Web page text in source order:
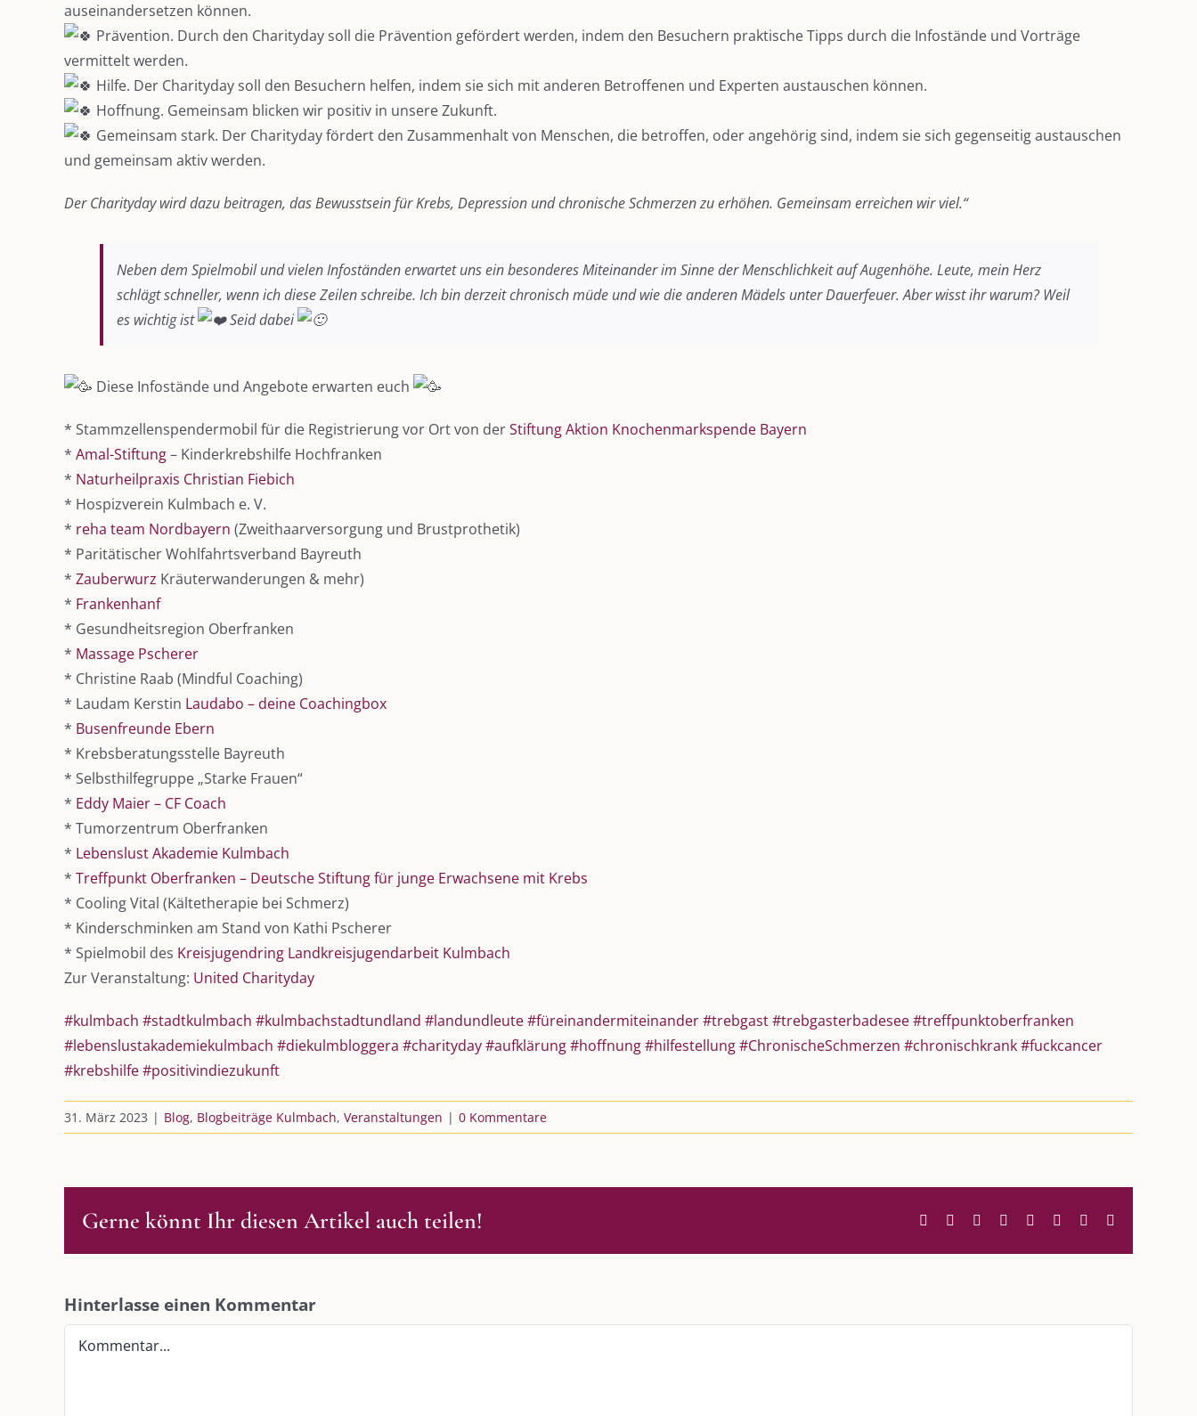
auseinandersetzen können.
Prävention. Durch den Charityday soll die Prävention gefördert werden, indem den Besuchern praktische Tipps durch die Infostände und Vorträge
vermittelt werden.
Hilfe. Der Charityday soll den Besuchern helfen, indem sie sich mit anderen Betroffenen und Experten austauschen können.
Hoffnung. Gemeinsam blicken wir positiv in unsere Zukunft.
Gemeinsam stark. Der Charityday fördert den Zusammenhalt von Menschen, die betroffen, oder angehörig sind, indem sie sich gegenseitig austauschen
und gemeinsam aktiv werden.
Der Charityday wird dazu beitragen, das Bewusstsein für Krebs, Depression und chronische Schmerzen zu erhöhen. Gemeinsam erreichen wir viel.“
Neben dem Spielmobil und vielen Infoständen erwartet uns ein besonderes Miteinander im Sinne der Menschlichkeit auf Augenhöhe. Leute, mein Herz
schlägt schneller, wenn ich diese Zeilen schreibe. Ich bin derzeit chronisch müde und wie die anderen Mädels unter Dauerfeuer. Aber wisst ihr warum? Weil
es wichtig ist
Seid dabei
Diese Infostände und Angebote erwarten euch
* Stammzellenspendermobil für die Registrierung vor Ort von derStiftung Aktion Knochenmarkspende Bayern
* Amal-Stiftung– Kinderkrebshilfe Hochfranken
* Naturheilpraxis Christian Fiebich
* Hospizverein Kulmbach e. V.
* reha team Nordbayern (Zweithaarversorgung und Brustprothetik)
* Paritätischer Wohlfahrtsverband Bayreuth
* Zauberwurz Kräuterwanderungen & mehr)
* Frankenhanf
* Gesundheitsregion Oberfranken
* Massage Pscherer
* Christine Raab (Mindful Coaching)
* Laudam Kerstin Laudabo – deine Coachingbox
* Busenfreunde Ebern
* Krebsberatungsstelle Bayreuth
* Selbsthilfegruppe „Starke Frauen“
* Eddy Maier – CF Coach
* Tumorzentrum Oberfranken
* Lebenslust Akademie Kulmbach
* Treffpunkt Oberfranken – Deutsche Stiftung für junge Erwachsene mit Krebs
* Cooling Vital (Kältetherapie bei Schmerz)
* Kinderschminken am Stand von Kathi Pscherer
* Spielmobil des Kreisjugendring Landkreisjugendarbeit Kulmbach
Zur Veranstaltung: United Charityday
#kulmbach #stadtkulmbach #kulmbachstadtundland #landundleute#füreinandermiteinander#trebgast#trebgasterbadesee#treffpunktoberfranken
#lebenslustakademiekulmbach #diekulmbloggera #charityday#aufklärung#hoffnung#hilfestellung#ChronischeSchmerzen #chronischkrank#fuckcancer
#krebshilfe#positivindiezukunft
31. März 2023 | Blog, Blogbeiträge Kulmbach, Veranstaltungen | 0 Kommentare
Gerne könnt Ihr diesen Artikel auch teilen! Facebook
TwitterReddit LinkedInWhatsApp
TumblrPinterest
Hinterlasse einen Kommentar
Kommentar